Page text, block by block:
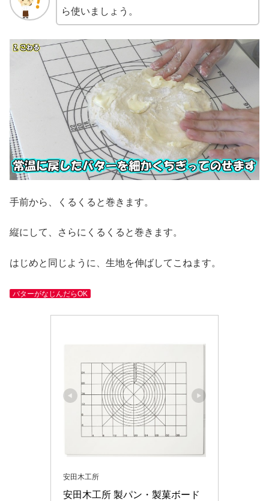
ら使いましょう。
手前から、くるくると巻きます。
縦にして、さらにくるくると巻きます。
はじめと同じように、生地を伸ばしてこねます。
バターがなじんだらOK
安田木工所
安田木工所 製パン・製菓ボード